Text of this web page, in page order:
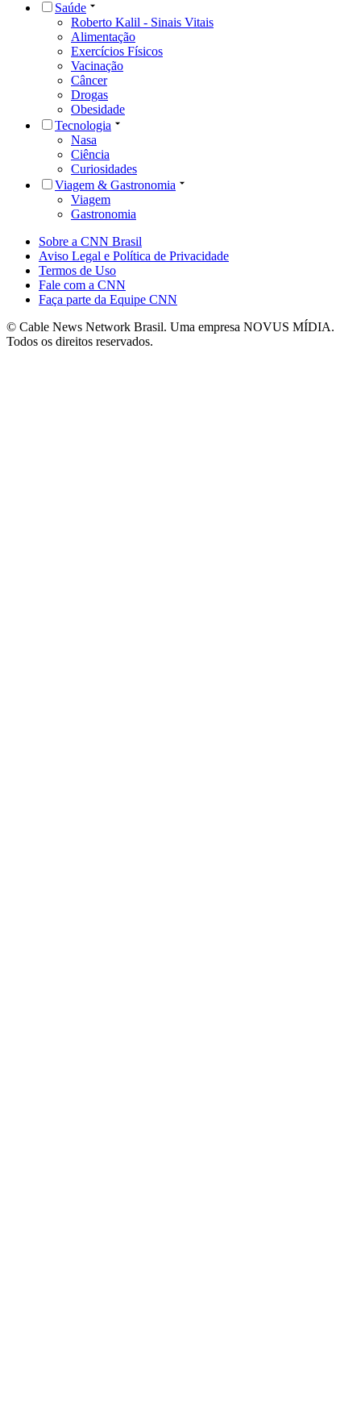
Saúde
Roberto Kalil - Sinais Vitais
Alimentação
Exercícios Físicos
Vacinação
Câncer
Drogas
Obesidade
Tecnologia
Nasa
Ciência
Curiosidades
Viagem & Gastronomia
Viagem
Gastronomia
Sobre a CNN Brasil
Aviso Legal e Política de Privacidade
Termos de Uso
Fale com a CNN
Faça parte da Equipe CNN
© Cable News Network Brasil. Uma empresa NOVUS MÍDIA.
Todos os direitos reservados.